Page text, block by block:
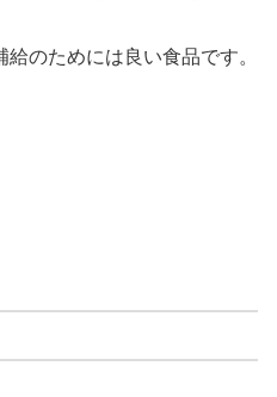
のためには良い食品です。